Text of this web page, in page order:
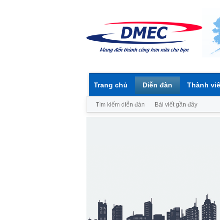
Trang chủ Diễn đàn
Tìm kiếm diễn đàn Bài viết gần đây
Thành